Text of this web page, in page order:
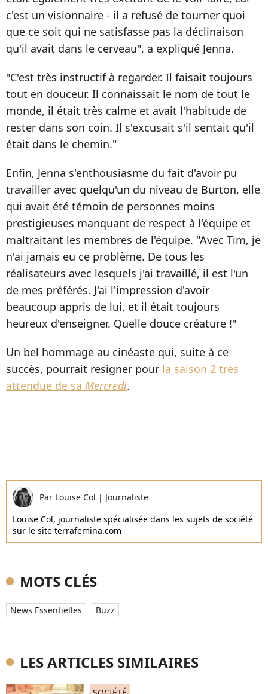
c'est un visionnaire - il a refusé de tourner quoi
que ce soit qui ne satisfasse pas la déclinaison
qu'il avait dans le cerveau", a expliqué Jenna.
"C'est très instructif à regarder. Il faisait toujours
tout en douceur. Il connaissait le nom de tout le
monde, il était très calme et avait l'habitude de
rester dans son coin. Il s'excusait s'il sentait qu'il
était dans le chemin."
Enfin, Jenna s'enthousiasme du fait d'avoir pu
travailler avec quelqu'un du niveau de Burton, elle
qui avait été témoin de personnes moins
prestigieuses manquant de respect à l'équipe et
maltraitant les membres de l'équipe. "Avec Tim, je
n'ai jamais eu ce problème. De tous les
réalisateurs avec lesquels j'ai travaillé, il est l'un
de mes préférés. J'ai l'impression d'avoir
beaucoup appris de lui, et il était toujours
heureux d'enseigner. Quelle douce créature !"
Un bel hommage au cinéaste qui, suite à ce
succès, pourrait resigner pour la saison 2 très
attendue de sa Mercredi.
Par Louise Col | Journaliste
Louise Col, journaliste spécialisée dans les sujets de société
sur le site terrafemina.com
MOTS CLÉS
News Essentielles Buzz
LES ARTICLES SIMILAIRES